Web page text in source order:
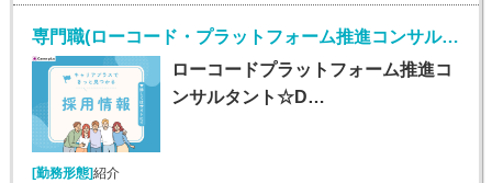
専門職(ローコード・プラットフォーム推進コンサルタント/正社員)
ローコードプラットフォーム推進コ
ンサルタント☆D…
[勤務形態]紹介